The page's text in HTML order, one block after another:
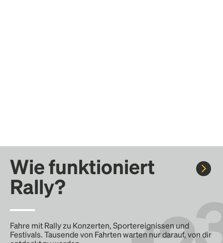
Wie funktioniert
Rally?
Fahre mit Rally zu Konzerten, Sportereignissen und
Festivals. Tausende von Fahrten warten nur darauf, von dir